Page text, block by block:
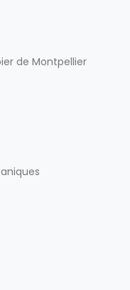
de Montpellier